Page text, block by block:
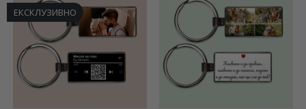
ЕКСКЛУЗИВНО